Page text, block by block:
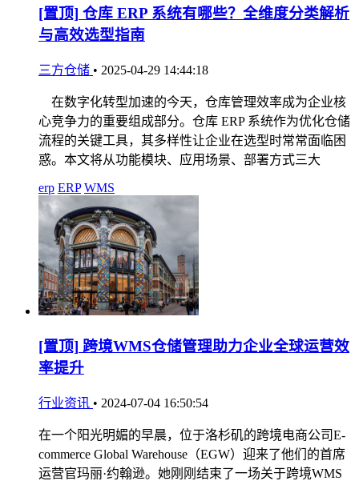
[置顶] 仓库 ERP 系统有哪些？全维度分类解析
与高效选型指南
三方仓储 • 2025-04-29 14:44:18
在数字化转型加速的今天，仓库管理效率成为企业核
心竞争力的重要组成部分。仓库 ERP 系统作为优化仓储
流程的关键工具，其多样性让企业在选型时常常面临困
惑。本文将从功能模块、应用场景、部署方式三大
erp ERP WMS
[置顶] 跨境WMS仓储管理助力企业全球运营效
率提升
行业资讯 • 2024-07-04 16:50:54
在一个阳光明媚的早晨，位于洛杉矶的跨境电商公司E-
commerce Global Warehouse（EGW）迎来了他们的首席
运营官玛丽·约翰逊。她刚刚结束了一场关于跨境WMS